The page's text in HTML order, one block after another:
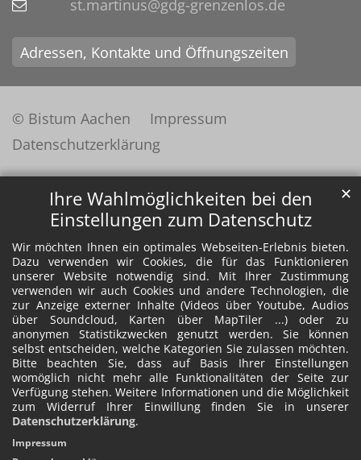
Ihre Wahlmöglichkeiten bei den
Einstellungen zum Datenschutz
Wir möchten Ihnen ein optimales Webseiten-Erlebnis bieten.
Dazu verwenden wir Cookies, die für das Funktionieren
unserer Website notwendig sind. Mit Ihrer Zustimmung
verwenden wir auch Cookies und andere Technologien, die
zur Anzeige externer Inhalte (Videos über Youtube, Audios
über Soundcloud, Karten über MapTiler ...) oder zu
anonymen Statistikzwecken genutzt werden. Sie können
selbst entscheiden, welche Kategorien Sie zulassen möchten.
Bitte beachten Sie, dass auf Basis Ihrer Einstellungen
womöglich nicht mehr alle Funktionalitäten der Seite zur
Verfügung stehen. Weitere Informationen und die Möglichkeit
zum Widerruf Ihrer Einwillung finden Sie in unserer
Datenschutzerklärung.
✕
Impressum
st.martinus@gdg-grenzenlos.de
Adressen, Kontakte und Öffnungszeiten
© Bistum Aachen
Impressum
Datenschutzerklärung